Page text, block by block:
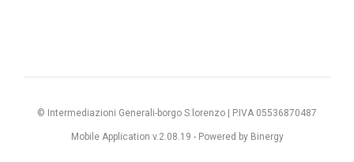
© Intermediazioni Generali-borgo S.lorenzo | P.IVA 05536870487
Mobile Application v.2.08.19 - Powered by Binergy